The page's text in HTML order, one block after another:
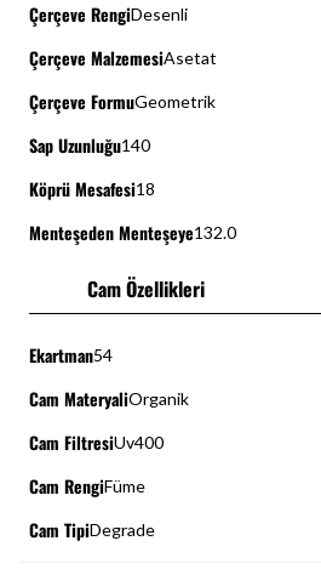
Çerçeve RengiDesenli
Çerçeve MalzemesiAsetat
Çerçeve FormuGeometrik
Sap Uzunluğu140
Köprü Mesafesi18
Menteşeden Menteşeye132.0
Cam Özellikleri
Ekartman54
Cam MateryaliOrganik
Cam FiltresiUv400
Cam RengiFüme
Cam TipiDegrade